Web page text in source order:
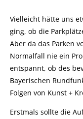
Vielleicht hätte uns
ging, ob die
Aber da das Parken
Normalfall nie ein
entspannt, ob des
Bayerischen
Folgen von Kunst +
Erstmals sollte die